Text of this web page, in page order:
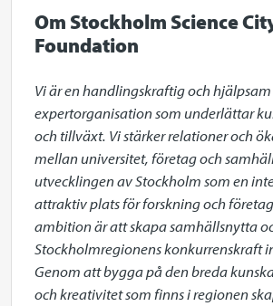
Om Stockholm Science
Foundation
Vi är en handlingskraftig och hjälpsam
expertorganisation som underlättar
och tillväxt. Vi stärker relationer och
mellan universitet, företag och
utvecklingen av Stockholm som en
attraktiv plats för forskning och
ambition är att skapa samhällsnytta
Stockholmregionens konkurrenskraft
Genom att bygga på den breda
och kreativitet som finns i regionen